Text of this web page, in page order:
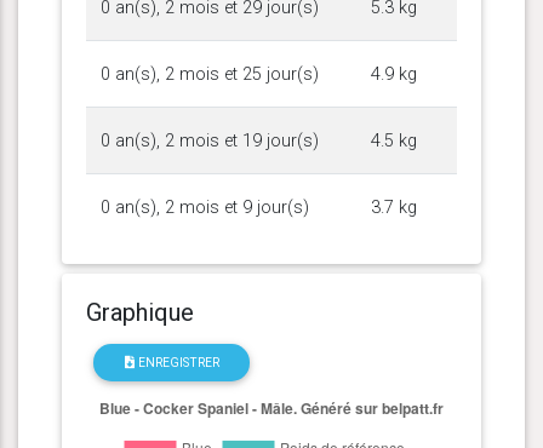
0 an(s), 2 mois et 29 jour(s) 5.3 kg
0 an(s), 2 mois et 25 jour(s) 4.9 kg
0 an(s), 2 mois et 19 jour(s) 4.5 kg
0 an(s), 2 mois et 9 jour(s) 3.7 kg
Graphique
ENREGISTRER